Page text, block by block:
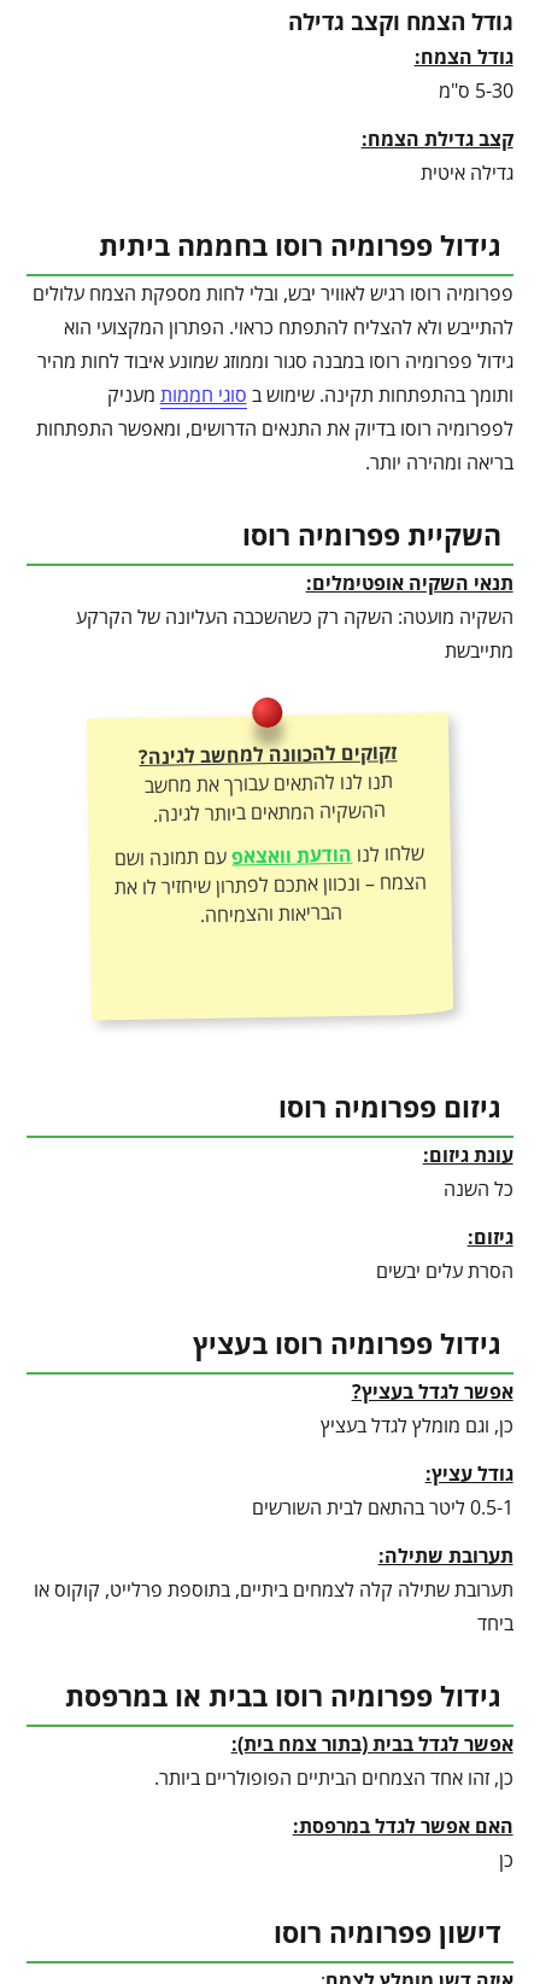
גודל הצמח וקצב גדילה
גודל הצמח:
5-30 ס"מ
קצב גדילת הצמח:
גדילה איטית
גידול פפרומיה רוסו בחממה ביתית
פפרומיה רוסו רגיש לאוויר יבש, ובלי לחות מספקת הצמח עלולים
להתייבש ולא להצליח להתפתח כראוי. הפתרון המקצועי הוא
גידול פפרומיה רוסו במבנה סגור וממוזג שמונע איבוד לחות מהיר
ותומך בהתפתחות תקינה. שימוש ב סוגי חממות מעניק
לפפרומיה רוסו בדיוק את התנאים הדרושים, ומאפשר התפתחות
בריאה ומהירה יותר.
השקיית פפרומיה רוסו
תנאי השקיה אופטימלים:
השקיה מועטה: השקה רק כשהשכבה העליונה של הקרקע
מתייבשת
זקוקים להכוונה למחשב לגינה?
תנו לנו להתאים עבורך את מחשב
ההשקיה המתאים ביותר לגינה.
שלחו לנוהודעת וואצאפעם תמונה ושם
הצמח – ונכוון אתכם לפתרון שיחזיר לו את
הבריאות והצמיחה.
גיזום פפרומיה רוסו
עונת גיזום:
כל השנה
גיזום:
הסרת עלים יבשים
גידול פפרומיה רוסו בעציץ
אפשר לגדל בעציץ?
כן, וגם מומלץ לגדל בעציץ
גודל עציץ:
0.5-1 ליטר בהתאם לבית השורשים
תערובת שתילה:
תערובת שתילה קלה לצמחים ביתיים, בתוספת פרלייט, קוקוס או
ביחד
גידול פפרומיה רוסו בבית או במרפסת
אפשר לגדל בבית (בתור צמח בית):
כן, זהו אחד הצמחים הביתיים הפופולריים ביותר.
האם אפשר לגדל במרפסת:
כן
דישון פפרומיה רוסו